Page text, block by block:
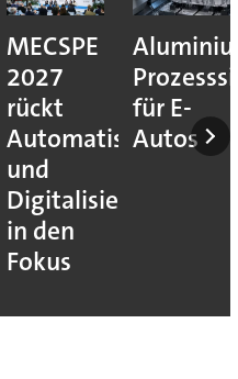
MECSPE
2027
rückt
Automatisierung
und
Digitalisierung
in den
Fokus
für E-
Autos